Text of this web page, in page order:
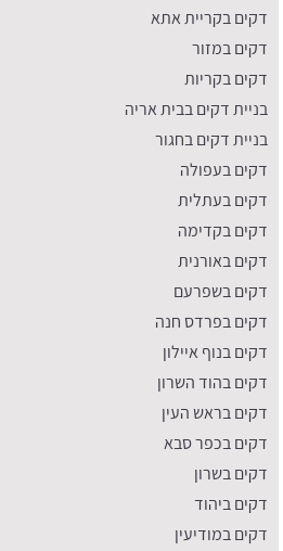
דקים בקריית אתא
דקים במזור
דקים בקריות
בניית דקים בבית אריה
בניית דקים בחגור
דקים בעפולה
דקים בעתלית
דקים בקדימה
דקים באורנית
דקים בשפרעם
דקים בפרדס חנה
דקים בנוף איילון
דקים בהוד השרון
דקים בראש העין
דקים בכפר סבא
דקים בשרון
דקים ביהוד
דקים במודיעין